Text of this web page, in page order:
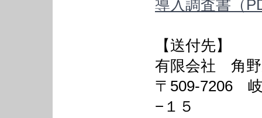
導入調査書（
【送付先】
有限会社 角野
〒509-7206
−１５